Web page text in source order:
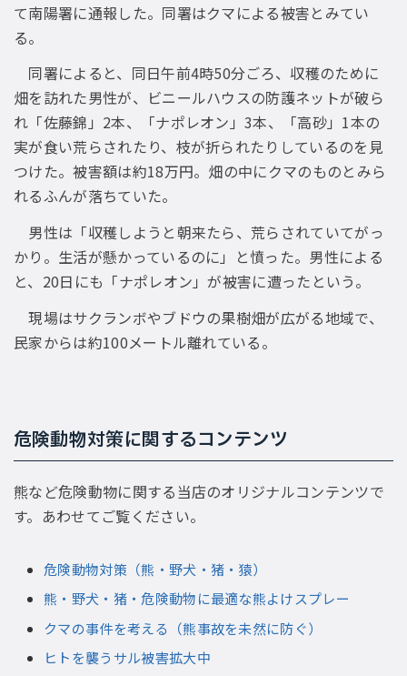
て南陽署に通報した。同署はクマによる被害とみてい
る。
同署によると、同日午前4時50分ごろ、収穫のために
畑を訪れた男性が、ビニールハウスの防護ネットが破ら
れ「佐藤錦」2本、「ナポレオン」3本、「高砂」1本の
実が食い荒らされたり、枝が折られたりしているのを見
つけた。被害額は約18万円。畑の中にクマのものとみら
れるふんが落ちていた。
男性は「収穫しようと朝来たら、荒らされていてがっ
かり。生活が懸かっているのに」と憤った。男性による
と、20日にも「ナポレオン」が被害に遭ったという。
現場はサクランボやブドウの果樹畑が広がる地域で、
民家からは約100メートル離れている。
危険動物対策に関するコンテンツ
熊など危険動物に関する当店のオリジナルコンテンツで
す。あわせてご覧ください。
危険動物対策（熊・野犬・猪・猿）
熊・野犬・猪・危険動物に最適な熊よけスプレー
クマの事件を考える（熊事故を未然に防ぐ）
ヒトを襲うサル被害拡大中